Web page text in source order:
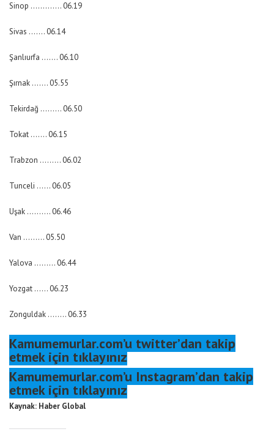
Sinop …………. 06.19
Sivas ……. 06.14
Şanlıurfa ……. 06.10
Şırnak ……. 05.55
Tekirdağ ……… 06.50
Tokat ……. 06.15
Trabzon ……… 06.02
Tunceli …… 06.05
Uşak ………. 06.46
Van ……… 05.50
Yalova ……… 06.44
Yozgat …… 06.23
Zonguldak …….. 06.33
Kamumemurlar.com’u twitter’dan takip
etmek için tıklayınız
Kamumemurlar.com’u Instagram’dan takip
etmek için tıklayınız
Kaynak: Haber Global